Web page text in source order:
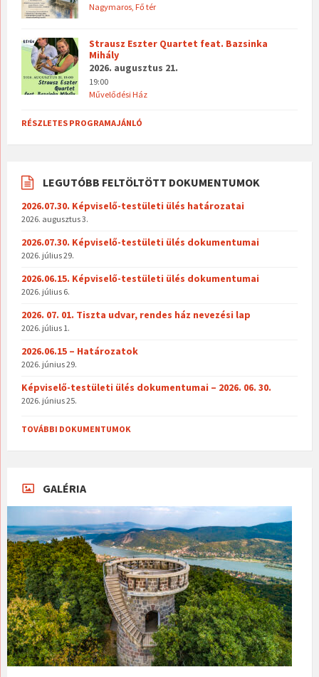
Nagymaros, Fő tér
Strausz Eszter Quartet feat. Bazsinka
Mihály
2026. augusztus 21.
19:00
Művelődési Ház
RÉSZLETES PROGRAMAJÁNLÓ
LEGUTÓBB FELTÖLTÖTT DOKUMENTUMOK
2026.07.30. Képviselő-testületi ülés határozatai
2026. augusztus 3.
2026.07.30. Képviselő-testületi ülés dokumentumai
2026. július 29.
2026.06.15. Képviselő-testületi ülés dokumentumai
2026. július 6.
2026. 07. 01. Tiszta udvar, rendes ház nevezési lap
2026. július 1.
2026.06.15 – Határozatok
2026. június 29.
Képviselő-testületi ülés dokumentumai – 2026. 06. 30.
2026. június 25.
TOVÁBBI DOKUMENTUMOK
GALÉRIA